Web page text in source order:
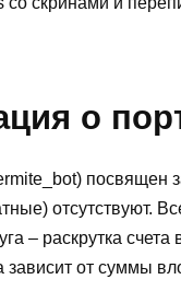
о
посвящен
отсутствуют.
– раскрутка
зависит от суммы